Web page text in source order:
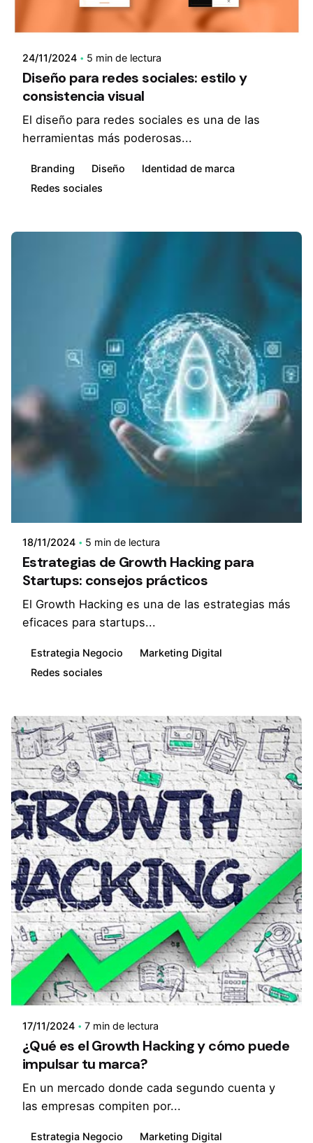
24/11/2024 5 min de lectura
Diseño para redes sociales: estilo y
consistencia visual
El diseño para redes sociales es una de las
herramientas más poderosas...
Branding Diseño
Identidad de marca
Redes sociales
18/11/2024 5 min de lectura
Estrategias de Growth Hacking para
Startups: consejos prácticos
El Growth Hacking es una de las estrategias más
eficaces para startups...
Estrategia Negocio
Marketing Digital
Redes sociales
17/11/2024 7 min de lectura
¿Qué es el Growth Hacking y cómo puede
impulsar tu marca?
En un mercado donde cada segundo cuenta y
las empresas compiten por...
Estrategia Negocio
Marketing Digital